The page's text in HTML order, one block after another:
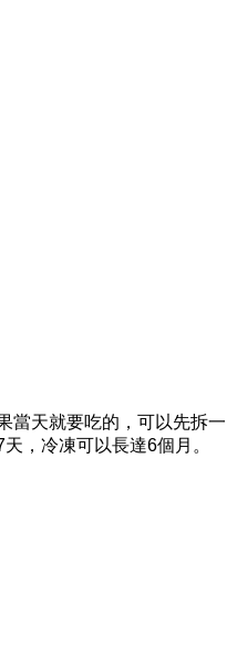
當天就要吃的，可以先拆一
，冷凍可以長達6個月。